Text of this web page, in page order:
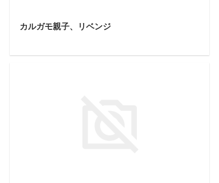
カルガモ親子、リベンジ